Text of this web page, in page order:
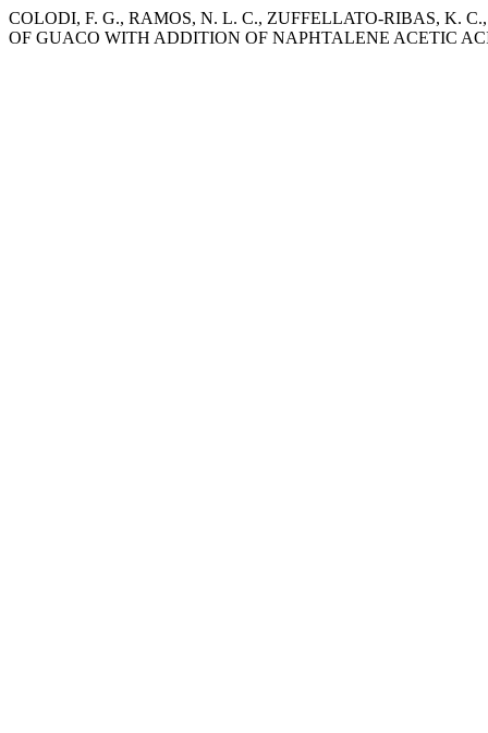
COLODI, F. G., RAMOS, N. L. C., ZUFFELLATO-RIBAS, K.
OF GUACO WITH ADDITION OF NAPHTALENE ACETIC